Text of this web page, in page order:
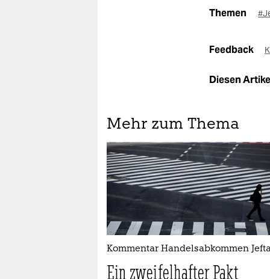
Themen
Feedback
Diesen
Mehr zum Thema
Kommentar Handelsabkommen
Ein zweifelhafter Pakt